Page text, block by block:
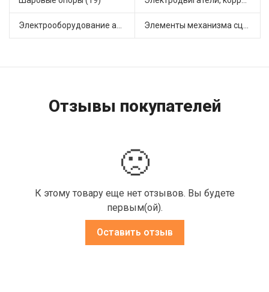
Электрооборудование автомобилей (20) Элементы механизма сцепления (55)
Отзывы покупателей
🙁
К этому товару еще нет отзывов. Вы будете
первым(ой).
Оставить отзыв